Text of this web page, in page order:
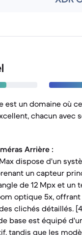
est un domaine où
chacun avec
Arrière :
dispose d'un
un capteur
de 12 Mpx et un
optique 5x,
clichés détaillés.
base est équipé
tandis que les